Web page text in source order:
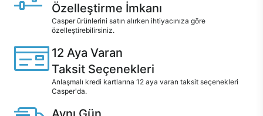
Özelleştirme İmkanı
Casper ürünlerini satın alırken ihtiyacınıza göre
özelleştirebilirsiniz.
12 Aya Varan
Taksit Seçenekleri
Anlaşmalı kredi kartlarına 12 aya varan taksit seçenekleri
Casper'da.